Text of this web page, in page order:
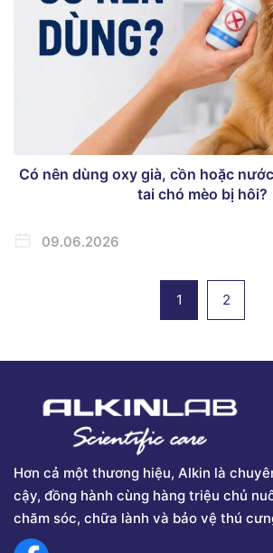
Có nên dùng oxy già, cồn hoặc
tai chó mèo bị hôi?
09.06.2026
1 2
Hơn cả một thương hiệu, Alkin là
cậy, đồng hành cùng hàng triệu chủ
chăm sóc, chữa lành và bảo vệ thú